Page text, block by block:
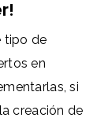
tipo de
en
si
creación de